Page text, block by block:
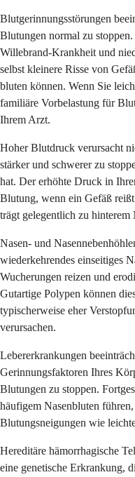
Blutgerinnungsstörungen
Blutungen normal zu
Willebrand-Krankheit und
selbst kleinere Risse von
bluten können. Wenn Sie
familiäre Vorbelastung für
Ihrem Arzt.
Hoher Blutdruck verursacht
stärker und schwerer zu
hat. Der erhöhte Druck in
Blutung, wenn ein Gefäß
trägt gelegentlich zu hinterem
Nasen- und
wiederkehrendes einseitiges
Wucherungen reizen und
Gutartige Polypen können
typischerweise eher
verursachen.
Lebererkrankungen
Gerinnungsfaktoren Ihres
Blutungen zu stoppen.
häufigem Nasenbluten
Blutungsneigungen wie
Hereditäre hämorrhagische
eine genetische Erkrankung,